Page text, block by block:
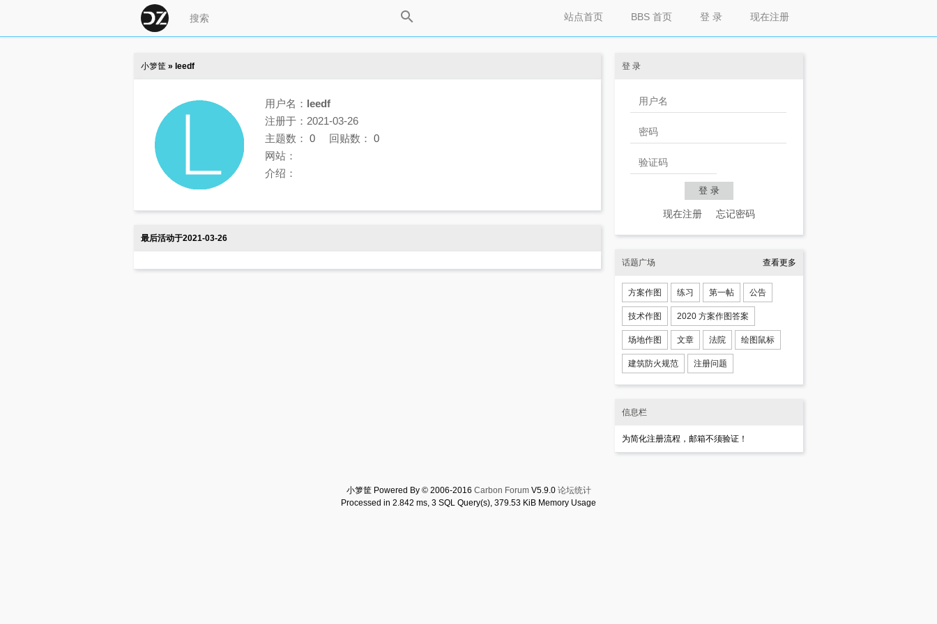
现在注册
登 录
BBS 首页
站点首页
小箩筐 » leedf
用户名： leedf
注册于：2021-03-26
主题数： 0 回贴数： 0
网站：
介绍：
最后活动于2021-03-26
登 录
现在注册 忘记密码
话题广场 查看更多
方案作图 练习 第一帖 公告
技术作图 2020 方案作图答案
场地作图 文章 法院 绘图鼠标
建筑防火规范 注册问题
信息栏
为简化注册流程，邮箱不须验证！
小箩筐 Powered By © 2006-2016 Carbon ForumV5.9.0 论坛统计
Processed in 2.842 ms, 3 SQL Query(s), 379.53 KiB Memory Usage